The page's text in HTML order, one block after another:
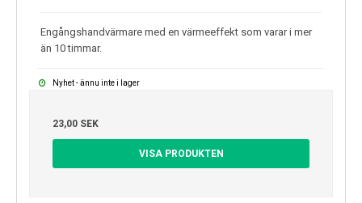
Engångshandvärmare med en värmeeffekt som varar i mer
än 10 timmar.
Nyhet - ännu inte i lager
23,00 SEK
VISA PRODUKTEN